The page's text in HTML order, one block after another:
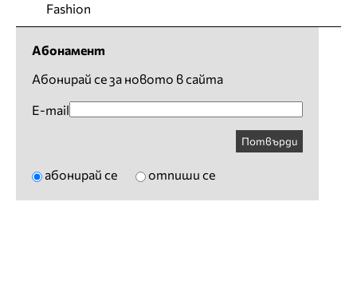
Fashion
Абонамент
Абонирай се за новото в сайта
E-mail
Потвърди
абонирай се отпиши се